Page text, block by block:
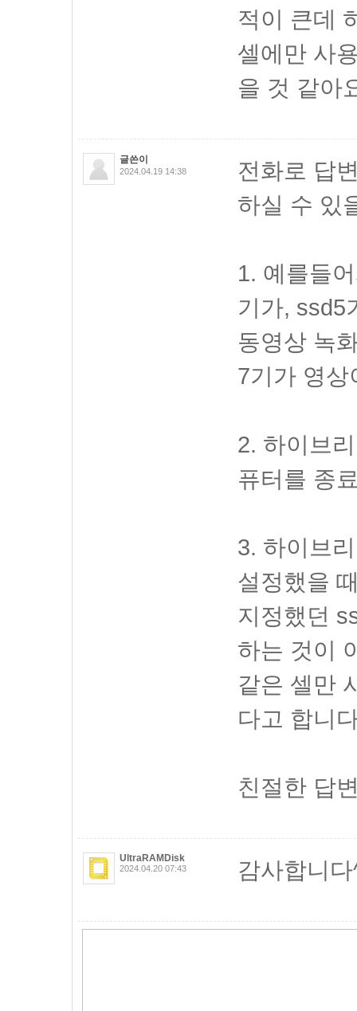
적이 큰데
셀에만 사
을 것 같아
글쓴이
2024.04.19 14:38
전화로 답
하실 수 있
1. 예를들
기가, ssd5
동영상 녹
7기가 영상
2. 하이브
퓨터를 종
3. 하이브
설정했을
지정했던
하는 것이
같은 셀만
다고 합니
친절한 답
UltraRAMDisk
2024.04.20 07:43 감사합니